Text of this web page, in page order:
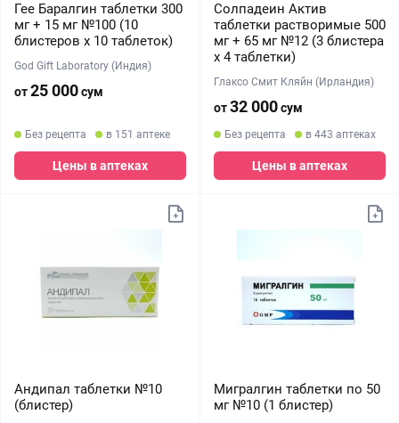
Гее Баралгин таблетки 300
мг + 15 мг №100 (10
блистеров х 10 таблеток)
God Gift Laboratory (Индия)
от25 000сум
Без рецепта в 151 аптеке
Цены в аптеках
Солпадеин Актив
таблетки растворимые 500
мг + 65 мг №12 (3 блистера
х 4 таблетки)
Глаксо Смит Кляйн (Ирландия)
от32 000сум
Без рецепта в 443 аптеках
Цены в аптеках
Андипал таблетки №10
(блистер)
Мигралгин таблетки по 50
мг №10 (1 блистер)